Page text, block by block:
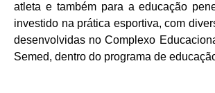
atleta e também para a educação
investido na prática esportiva, com
desenvolvidas no Complexo
Semed, dentro do programa de